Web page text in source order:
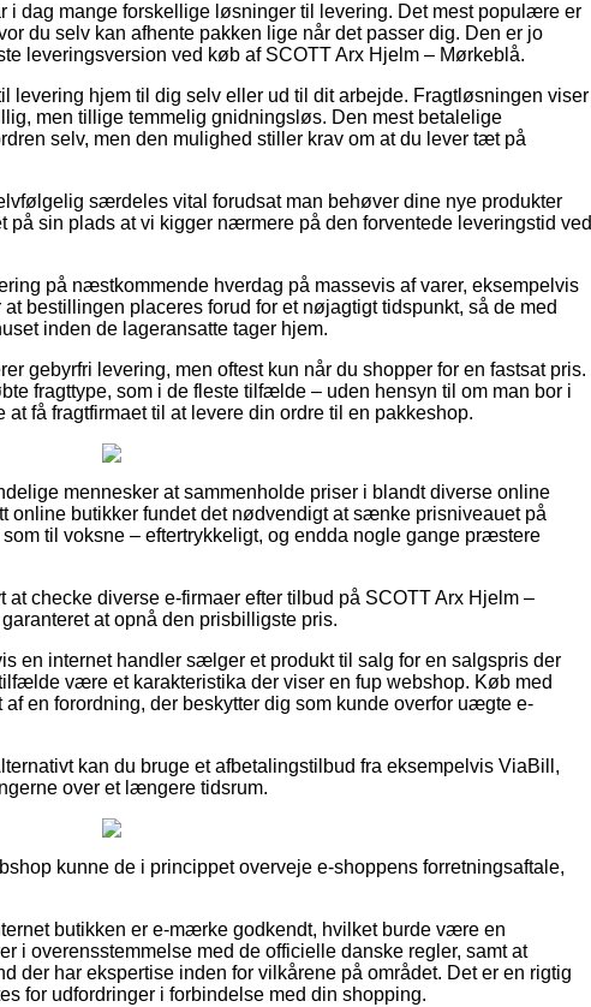
i dag mange forskellige løsninger til levering. Det mest populære er
du selv kan afhente pakken lige når det passer dig. Den er jo
leveringsversion ved køb af SCOTT Arx Hjelm – Mørkeblå.
levering hjem til dig selv eller ud til dit arbejde. Fragtløsningen viser
men tillige temmelig gnidningsløs. Den mest betalelige
selv, men den mulighed stiller krav om at du lever tæt på
særdeles vital forudsat man behøver dine nye produkter
på sin plads at vi kigger nærmere på den forventede leveringstid ved
på næstkommende hverdag på massevis af varer, eksempelvis
bestillingen placeres forud for et nøjagtigt tidspunkt, så de med
inden de lageransatte tager hjem.
gebyrfri levering, men oftest kun når du shopper for en fastsat pris.
fragttype, som i de fleste tilfælde – uden hensyn til om man bor i
få fragtfirmaet til at levere din ordre til en pakkeshop.
mennesker at sammenholde priser i blandt diverse online
online butikker fundet det nødvendigt at sænke prisniveauet på
til voksne – eftertrykkeligt, og endda nogle gange præstere
checke diverse e-firmaer efter tilbud på SCOTT Arx Hjelm –
at opnå den prisbilligste pris.
en internet handler sælger et produkt til salg for en salgspris der
være et karakteristika der viser en fup webshop. Køb med
en forordning, der beskytter dig som kunde overfor uægte e-
kan du bruge et afbetalingstilbud fra eksempelvis ViaBill,
over et længere tidsrum.
kunne de i princippet overveje e-shoppens forretningsaftale,
butikken er e-mærke godkendt, hvilket burde være en
i overensstemmelse med de officielle danske regler, samt at
der har ekspertise inden for vilkårene på området. Det er en rigtig
for udfordringer i forbindelse med din shopping.